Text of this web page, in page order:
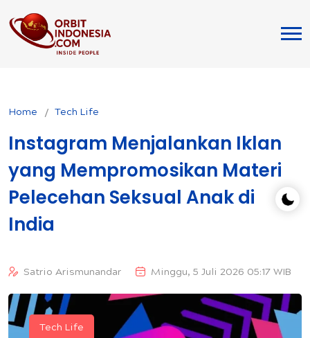
Home Tech Life
Instagram Menjalankan Iklan
yang Mempromosikan Materi
Pelecehan Seksual Anak di
India
Satrio Arismunandar Minggu, 5 Juli 2026 05:17 WIB
Tech Life